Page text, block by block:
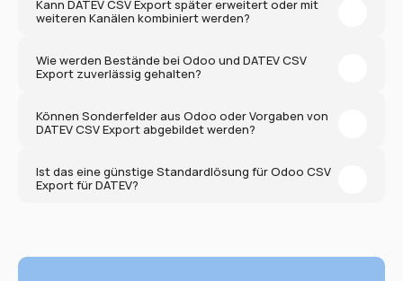
Kann DATEV CSV Export später erweitert oder mit
weiteren Kanälen kombiniert werden?
Wie werden Bestände bei Odoo und DATEV CSV
Export zuverlässig gehalten?
Können Sonderfelder aus Odoo oder Vorgaben von
DATEV CSV Export abgebildet werden?
Ist das eine günstige Standardlösung für Odoo CSV
Export für DATEV?